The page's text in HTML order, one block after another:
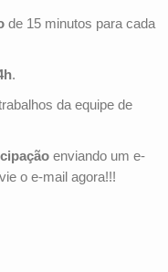
de 15 minutos para cada
.
da equipe de
enviando um e-
o e-mail agora!!!